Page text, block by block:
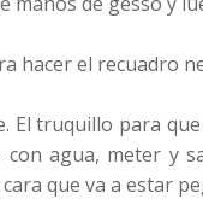
hacer el recuadro
El truquillo para
agua, meter y
que va a estar